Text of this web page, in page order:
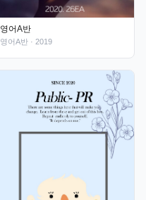
영어A반
영어A반 · 2019